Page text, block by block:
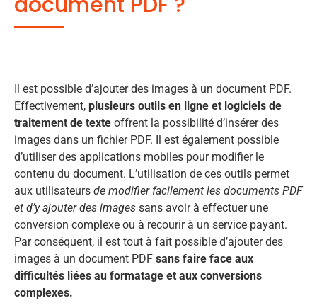
Il est possible d’ajouter des images à un document PDF.
Effectivement, plusieurs outils en ligne et logiciels de
traitement de texte offrent la possibilité d’insérer des
images dans un fichier PDF. Il est également possible
d’utiliser des applications mobiles pour modifier le
contenu du document. L’utilisation de ces outils permet
aux utilisateurs de modifier facilement les documents PDF
et d’y ajouter des images sans avoir à effectuer une
conversion complexe ou à recourir à un service payant.
Par conséquent, il est tout à fait possible d’ajouter des
images à un document PDF sans faire face aux
difficultés liées au formatage et aux conversions
complexes.